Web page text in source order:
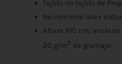
Tejido no tejido de
No contiene látex
Altura 100 cm,
20 g/m2 de gramaje.